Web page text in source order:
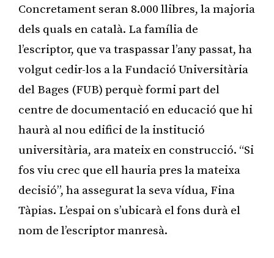
Concretament seran 8.000 llibres, la majoria
dels quals en català. La família de
l’escriptor, que va traspassar l’any passat, ha
volgut cedir-los a la Fundació Universitària
del Bages (FUB) perquè formi part del
centre de documentació en educació que hi
haurà al nou edifici de la institució
universitària, ara mateix en construcció. “Si
fos viu crec que ell hauria pres la mateixa
decisió”, ha assegurat la seva vídua, Fina
Tàpias. L’espai on s’ubicarà el fons durà el
nom de l’escriptor manresà.